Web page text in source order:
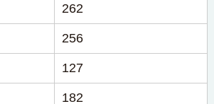
262
256
127
182